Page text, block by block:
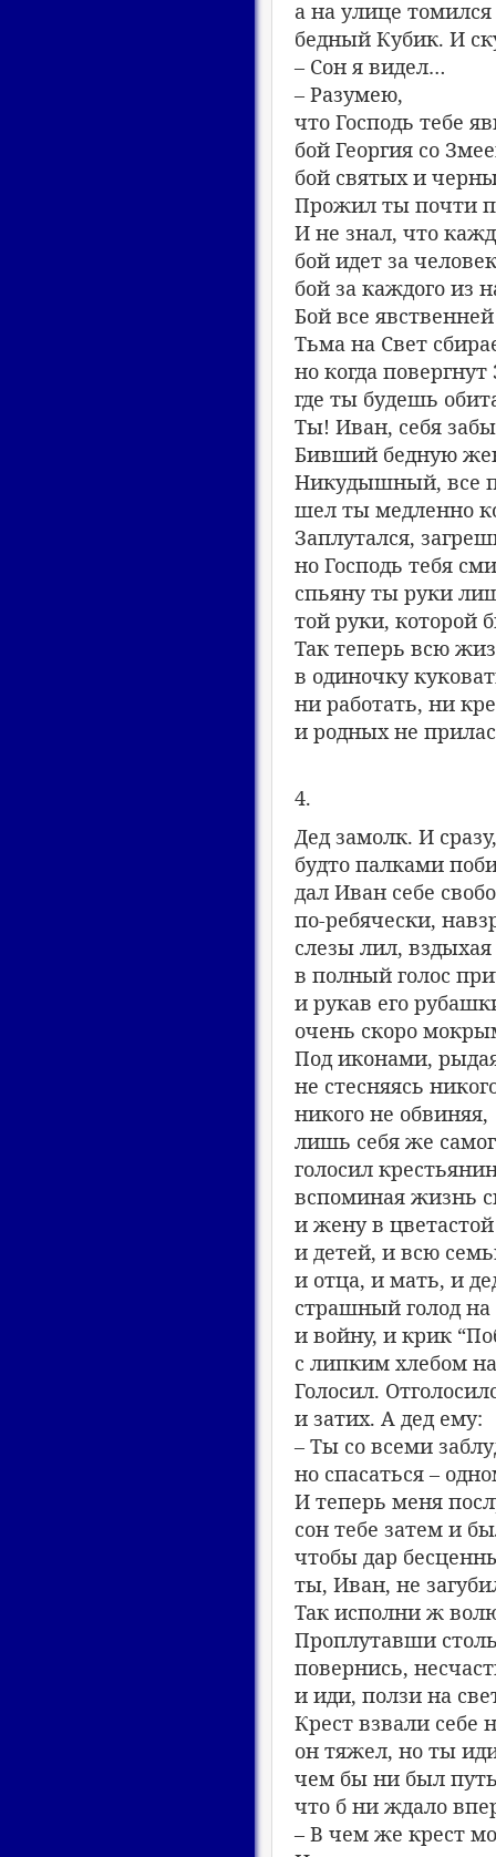
а на улице томился
бедный Кубик. И
– Сон я видел…
– Разумею,
что Господь тебе
бой Георгия со
бой святых и
Прожил ты почти
И не знал, что
бой идет за
бой за каждого из
Бой все
Тьма на Свет
но когда
где ты будешь
Ты! Иван, себя
Бивший бедную
Никудышный, все
шел ты медленно
Заплутался,
но Господь тебя
спьяну ты руки
той руки, которой
Так теперь всю
в одиночку
ни работать, ни
и родных не
4.
Дед замолк. И
будто палками
дал Иван себе
по-ребячески,
слезы лил,
в полный голос
и рукав его
очень скоро
Под иконами,
не стесняясь
никого не обвиняя,
лишь себя же
голосил
вспоминая жизнь
и жену в цветастой
и детей, и всю
и отца, и мать, и
страшный голод на
и войну, и крик
с липким хлебом
Голосил.
и затих. А дед ему:
– Ты со всеми
но спасаться –
И теперь меня
сон тебе затем и
чтобы дар
ты, Иван, не
Так исполни ж
Проплутавши
повернись,
и иди, ползи на
Крест взвали себе
он тяжел, но ты
чем бы ни был
что б ни ждало
– В чем же крест